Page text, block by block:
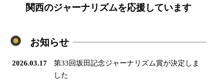
関西のジャーナリズムを応援しています
お知らせ
2026.03.17
第33回坂田記念ジャーナリズム賞が決定しま
した